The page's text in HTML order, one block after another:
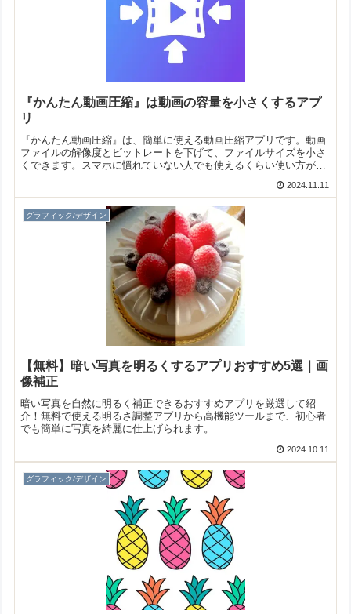
『かんたん動画圧縮』は動画の容量を小さくするアプ
リ
『かんたん動画圧縮』は、簡単に使える動画圧縮アプリです。動画
ファイルの解像度とビットレートを下げて、ファイルサイズを小さ
くできます。スマホに慣れていない人でも使えるくらい使い方が簡
2024.11.11
グラフィック/デザイン
【無料】暗い写真を明るくするアプリおすすめ5選｜画
像補正
暗い写真を自然に明るく補正できるおすすめアプリを厳選して紹
介！無料で使える明るさ調整アプリから高機能ツールまで、初心者
でも簡単に写真を綺麗に仕上げられます。
2024.10.11
グラフィック/デザイン